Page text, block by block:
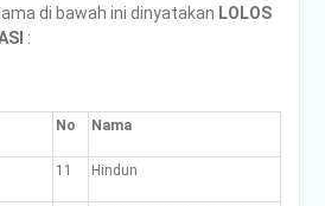
di bawah ini dinyatakan LOLOS
:
No Nama
11 Hindun